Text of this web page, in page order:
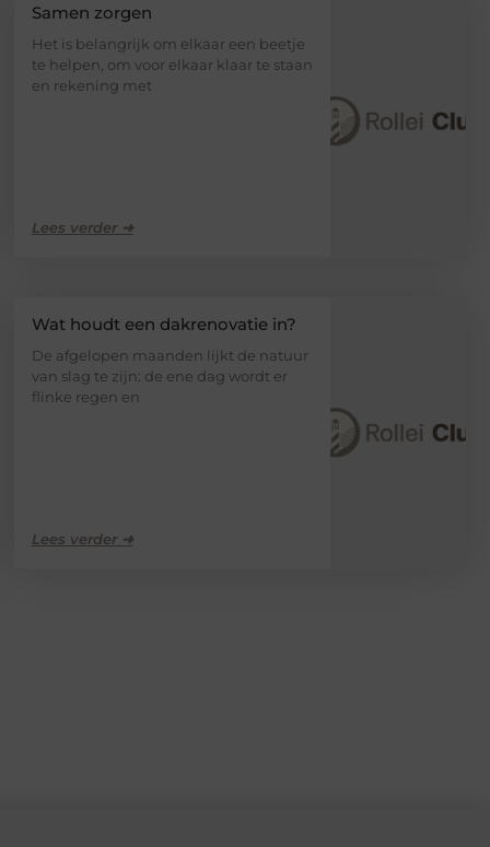
Samen zorgen
Het is belangrijk om elkaar een beetje
te helpen, om voor elkaar klaar te staan
en rekening met
Lees verder ➜
Wat houdt een dakrenovatie in?
De afgelopen maanden lijkt de natuur
van slag te zijn: de ene dag wordt er
flinke regen en
Lees verder ➜